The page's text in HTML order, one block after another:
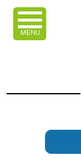
MENU